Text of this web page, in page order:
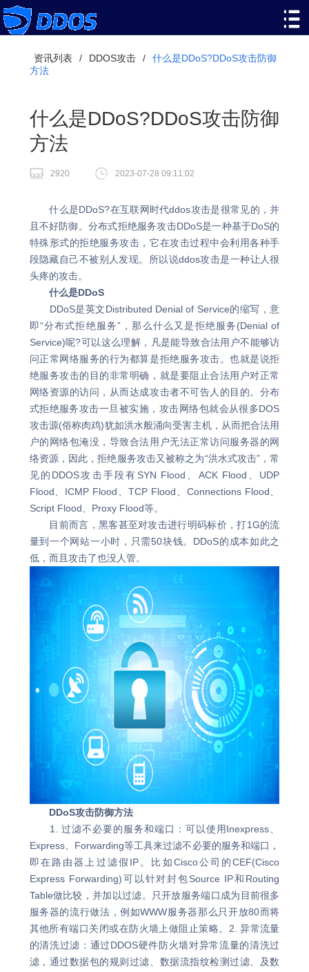
资讯列表 / DDOS攻击 /
什么是DDoS?DDoS攻击防御
方法
什么是DDoS?DDoS攻击防御
方法
2920 2023-07-28 09:11:02
什么是DDoS?在互联网时代ddos攻击是很常见的，并
且不好防御。分布式拒绝服务攻击DDoS是一种基于DoS的
特殊形式的拒绝服务攻击，它在攻击过程中会利用各种手
段隐藏自己不被别人发现。所以说ddos攻击是一种让人很
头疼的攻击。
什么是DDoS
DDoS是英文Distributed Denial of Service的缩写，意
即“分布式拒绝服务”，那么什么又是拒绝服务(Denial of
Service)呢?可以这么理解，凡是能导致合法用户不能够访
问正常网络服务的行为都算是拒绝服务攻击。也就是说拒
绝服务攻击的目的非常明确，就是要阻止合法用户对正常
网络资源的访问，从而达成攻击者不可告人的目的。分布
式拒绝服务攻击一旦被实施，攻击网络包就会从很多DOS
攻击源(俗称肉鸡)犹如洪水般涌向受害主机，从而把合法用
户的网络包淹没，导致合法用户无法正常访问服务器的网
络资源，因此，拒绝服务攻击又被称之为“洪水式攻击”，常
见的DDOS攻击手段有SYN Flood、ACK Flood、UDP
Flood、ICMP Flood、TCP Flood、Connections Flood、
Script Flood、Proxy Flood等。
目前而言，黑客甚至对攻击进行明码标价，打1G的流
量到一个网站一小时，只需50块钱。DDoS的成本如此之
低，而且攻击了也没人管。
DDoS攻击防御方法
1. 过滤不必要的服务和端口：可以使用Inexpress、
Express、Forwarding等工具来过滤不必要的服务和端口，
即在路由器上过滤假IP。比如Cisco公司的CEF(Cisco
Express Forwarding)可以针对封包Source IP和Routing
Table做比较，并加以过滤。只开放服务端口成为目前很多
服务器的流行做法，例如WWW服务器那么只开放80而将
其他所有端口关闭或在防火墙上做阻止策略。2. 异常流量
的清洗过滤：通过DDOS硬件防火墙对异常流量的清洗过
滤，通过数据包的规则过滤、数据流指纹检测过滤、及数